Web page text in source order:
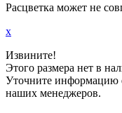
Расцветка может не
x
Извините!
Этого размера нет в
Уточните информацию
наших менеджеров.